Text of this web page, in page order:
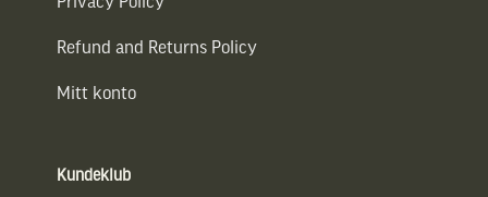
Refund and Returns Policy
Mitt konto
Kundeklub